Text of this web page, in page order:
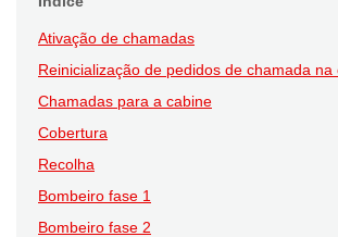
Ativação de chamadas
Reinicialização de pedidos de chamada na
Chamadas para a cabine
Cobertura
Recolha
Bombeiro fase 1
Bombeiro fase 2